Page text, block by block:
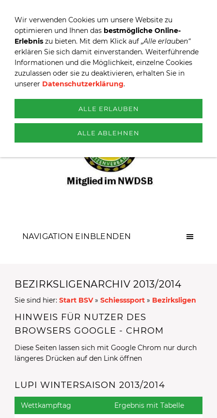
NAVIGATION EINBLENDEN
BEZIRKSLIGENARCHIV 2013/2014
Sie sind hier: Start BSV» Schiesssport » Bezirksligen
HINWEIS FÜR NUTZER DES
BROWSERS GOOGLE - CHROM
Diese Seiten lassen sich mit Google Chrom nur durch
längeres Drücken auf den Link öffnen
LUPI WINTERSAISON 2013/2014
Wettkampftag Ergebnis mit Tabelle
Wir verwenden Cookies um unsere Website zu
optimieren und Ihnen das bestmögliche Online-
Erlebnis zu bieten. Mit dem Klick auf „Alle erlauben“
erklären Sie sich damit einverstanden. Weiterführende
Informationen und die Möglichkeit, einzelne Cookies
zuzulassen oder sie zu deaktivieren, erhalten Sie in
unserer Datenschutzerklärung.
ALLE ERLAUBEN
ALLE ABLEHNEN